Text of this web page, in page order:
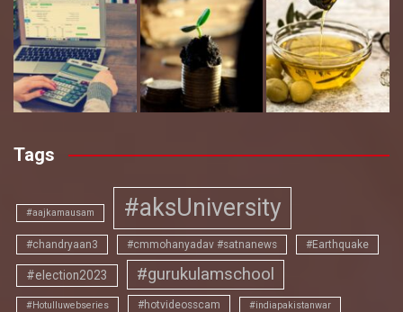
Tags
#aajkamausam #aksUniversity
#chandryaan3 #cmmohanyadav #satnanews #Earthquake
#election2023 #gurukulamschool
#Hotulluwebseries #hotvideosscam #indiapakistanwar